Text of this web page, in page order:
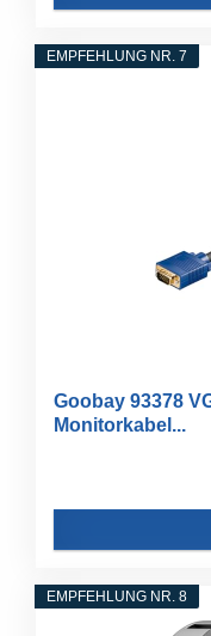
EMPFEHLUNG NR. 7
Goobay 93378
Monitorkabel...
EMPFEHLUNG NR. 8